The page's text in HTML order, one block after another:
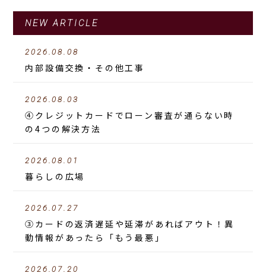
NEW ARTICLE
2026.08.08
内部設備交換・その他工事
2026.08.03
④クレジットカードでローン審査が通らない時
の4つの解決方法
2026.08.01
暮らしの広場
2026.07.27
③カードの返済遅延や延滞があればアウト！異
動情報があったら「もう最悪」
2026.07.20